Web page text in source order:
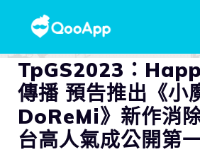
TpGS2023：
傳播 預告推出《小
DoReMi》新作消
台高人氣成公開第